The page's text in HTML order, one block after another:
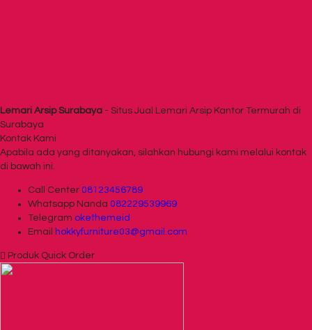
Lemari Arsip Surabaya - Situs Jual Lemari Arsip Kantor Termurah di
Surabaya
Kontak Kami
Apabila ada yang ditanyakan, silahkan hubungi kami melalui kontak
di bawah ini.
Call Center 08123456789
Whatsapp Nanda 082229539969
Telegram okethemeid
Email
hokkyfurniture03@gmail.com
Produk Quick Order